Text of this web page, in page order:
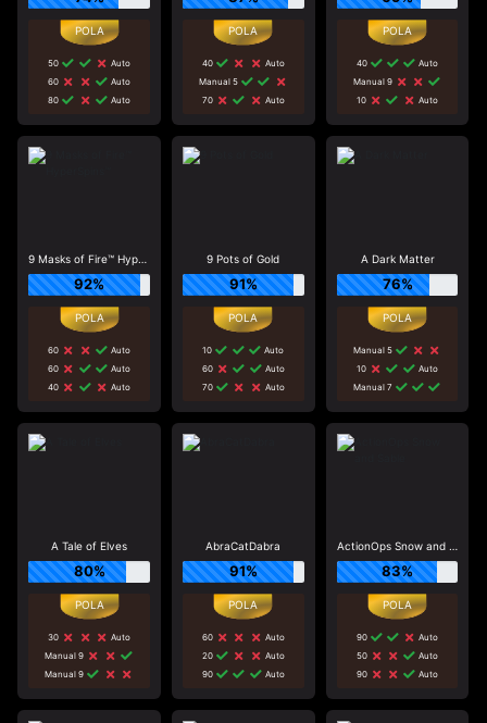
50
Auto
60
Auto
80
Auto
40
Auto
Manual 5
70
Auto
40
Auto
Manual 9
10
Auto
9 Masks of Fire™ HyperSpins™
92%
60
Auto
60
Auto
40
Auto
9 Pots of Gold
91%
10
Auto
60
Auto
70
Auto
A Dark Matter
76%
Manual 5
10
Auto
Manual 7
A Tale of Elves
80%
30
Auto
Manual 9
Manual 9
AbraCatDabra
91%
60
Auto
20
Auto
90
Auto
ActionOps Snow and Sable
83%
90
Auto
50
Auto
90
Auto